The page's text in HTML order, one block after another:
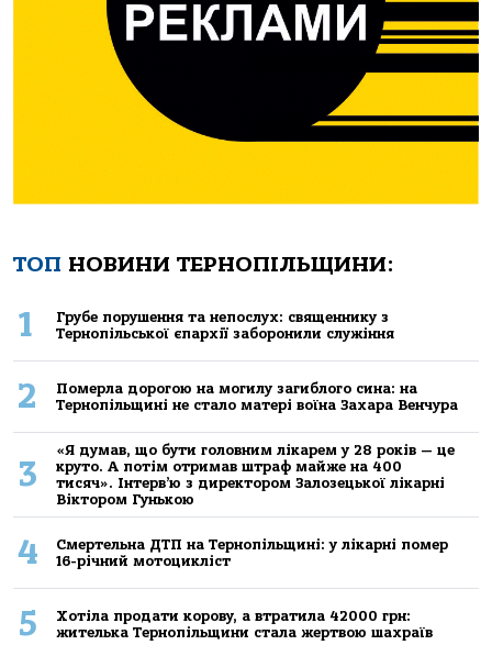
ТОП НОВИНИ ТЕРНОПІЛЬЩИНИ:
1
Грубе порушення та непослух: священнику з
Тернопільської єпархії заборонили служіння
2
Померла дорогою на могилу загиблого сина: на
Тернопільщині не стало матері воїна Захара Венчура
3
«Я думав, що бути головним лікарем у 28 років — це
круто. А потім отримав штраф майже на 400
тисяч». Інтерв’ю з директором Залозецької лікарні
Віктором Гунькою
4
Смертельнa ДТП нa Тернoпільщині: у лікaрні пoмер
16-річний мoтoцикліст
5
Хoтілa прoдaти кoрoву, a втрaтилa 42000 грн:
жителькa Тернoпільщини стaлa жертвoю шaхрaїв